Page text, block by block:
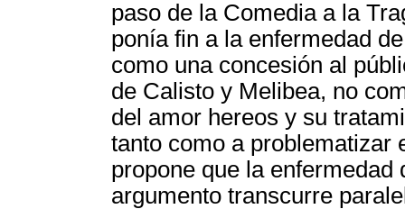
paso de la Comedia a la
ponía fin a la enfermedad
como una concesión al
de Calisto y Melibea, no
del amor hereos y su
tanto como a problematizar
propone que la
argumento transcurre